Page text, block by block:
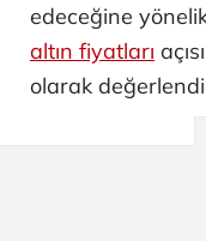
edeceğine
altın fiyatları
olarak